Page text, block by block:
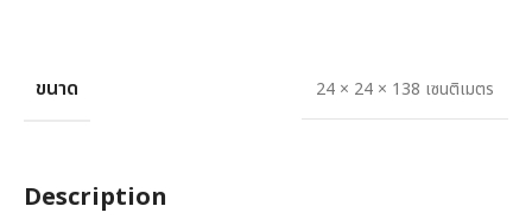
ขนาด 24 × 24 × 138 เซนติเมตร
Description